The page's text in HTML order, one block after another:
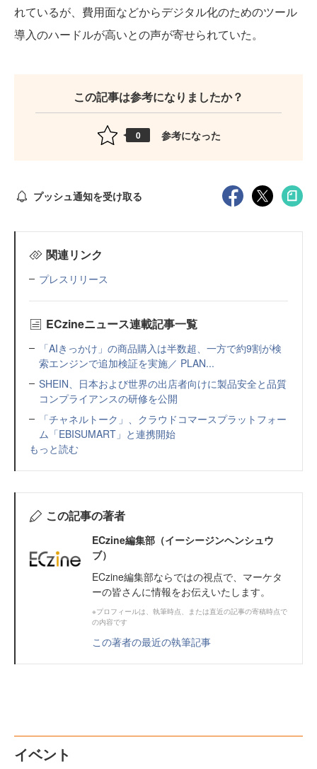
れているが、費用面などからデジタル化のためのツール
導入のハードルが高いとの声が寄せられていた。
この記事は参考になりましたか？
0 参考になった
プッシュ通知を受け取る
関連リンク
プレスリリース
ECzineニュース連載記事一覧
「AIきっかけ」の商品購入は半数超、一方で約9割が検
索エンジンで追加検証を実施／ PLAN...
SHEIN、日本および世界の出店者向けに製品安全と品質
コンプライアンスの研修を公開
「チャネルトーク」、クラウドコマースプラットフォー
ム「EBISUMART」と連携開始
もっと読む
この記事の著者
ECzine編集部（イーシージンヘンシュウ
ブ）
ECzine編集部ならではの視点で、マーケタ
ーの皆さんに情報をお伝えいたします。
※プロフィールは、執筆時点、または直近の記事の寄稿時点で
の内容です
この著者の最近の執筆記事
イベント